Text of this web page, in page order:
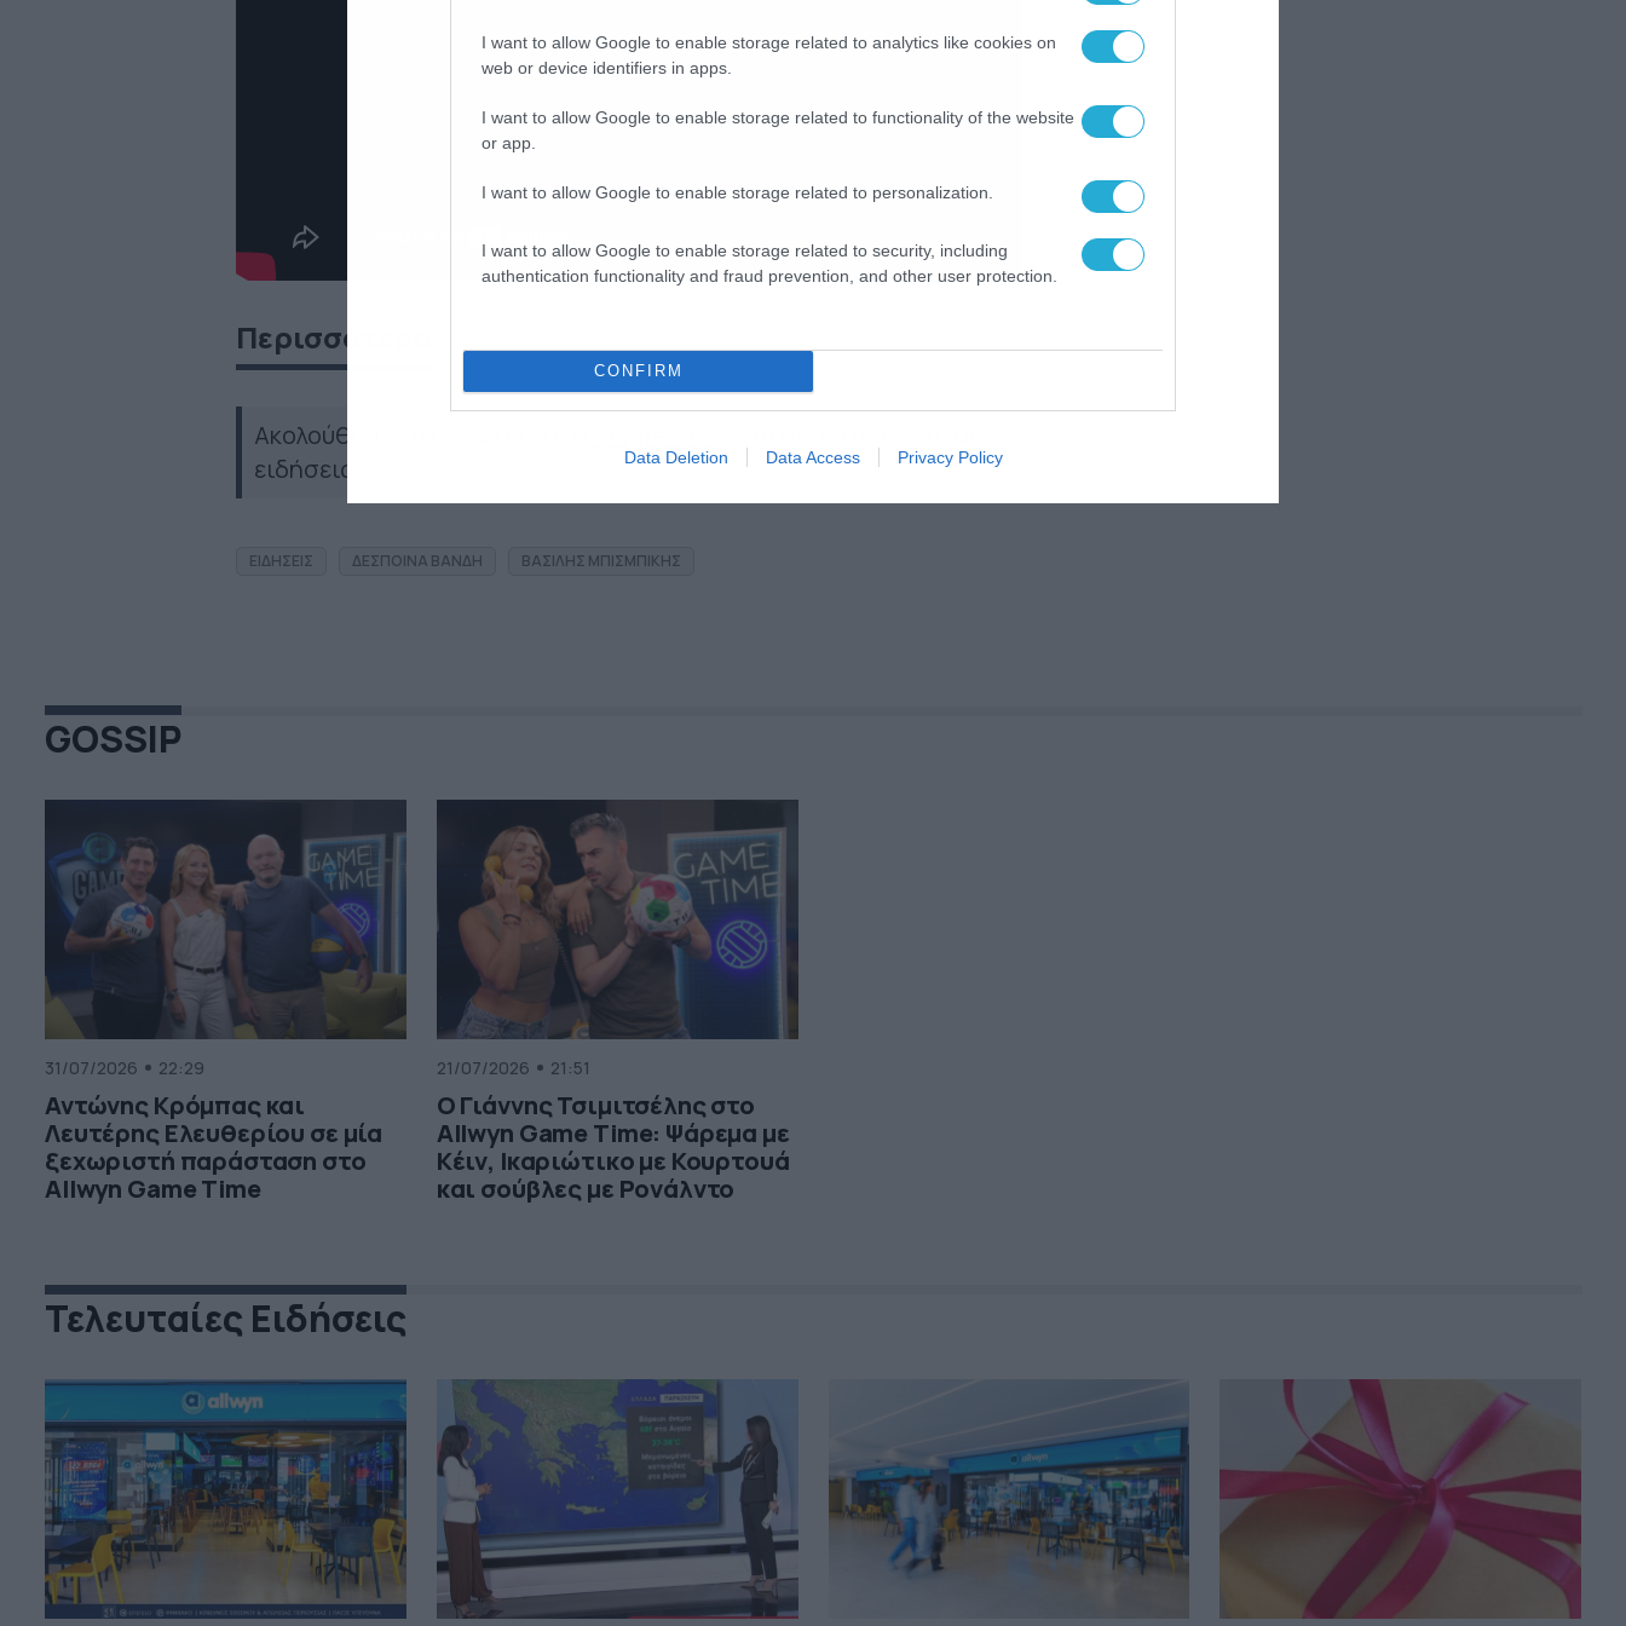
I want to allow Google to enable storage related to analytics like cookies on
web or device identifiers in apps.
I want to allow Google to enable storage related to functionality of the website
or app.
I want to allow Google to enable storage related to personalization.
I want to allow Google to enable storage related to security, including
authentication functionality and fraud prevention, and other user protection.
CONFIRM
Data Deletion Data Access Privacy Policy
Περισσότερα
Ακολούθησε το dokari.gr στο
ειδήσεις
ΕΙΔΗΣΕΙΣ ΔΕΣΠΟΙΝΑ ΒΑΝΔΗ ΒΑΣΙΛΗΣ ΜΠΙΣΜΠΙΚΗΣ
GOSSIP
31/07/2026 22:29
Αντώνης Κρόμπας και
Λευτέρης Ελευθερίου σε μία
ξεχωριστή παράσταση στο
Allwyn Game Time
21/07/2026 21:51
Ο Γιάννης Τσιμιτσέλης στο
Allwyn Game Time: Ψάρεμα με
Κέιν, Ικαριώτικο με Κουρτουά
και σούβλες με Ρονάλντο
Τελευταίες Ειδήσεις